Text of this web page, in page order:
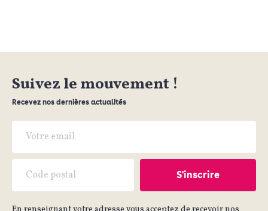
Suivez le mouvement !
Recevez nos dernières actualités